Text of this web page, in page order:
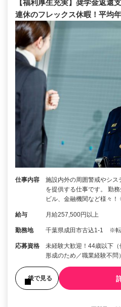
【福利厚生充実】奨学金返還
連休のフレックス休暇！平均
仕事内容
施設内外の周囲警戒やシ
を提供する仕事です。 勤
ビル、金融機関など様々
給与 月給257,500円以上
勤務地 千葉県成田市古込1-1 ※転
応募資格
未経験大歓迎！44歳以下
形成のため／職業経験不問
後で見る